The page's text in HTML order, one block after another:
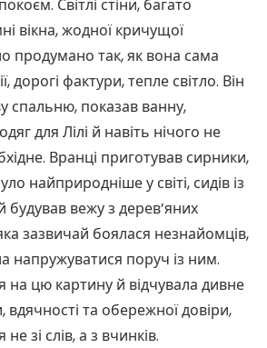
Світлі стіни, багато
вікна, жодної кричущої
продумано так, як вона сама
дорогі фактури, тепле світло. Він
спальню, показав ванну,
для Лілі й навіть нічого не
Вранці приготував сирники,
найприродніше у світі, сидів із
будував вежу з дерев’яних
зазвичай боялася незнайомців,
напружуватися поруч із ним.
на цю картину й відчувала дивне
вдячності та обережної довіри,
зі слів, а з вчинків.